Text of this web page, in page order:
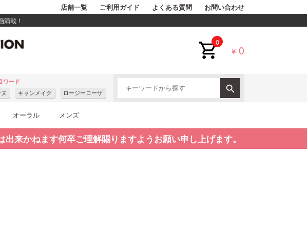
店舗一覧 ご利用ガイド よくある質問 お問い合わせ
満載！
0
¥ 0
ワード
キャンメイク ロージーローザ
オーラル メンズ
来かねます何卒ご理解賜りますようお願い申し上げます。